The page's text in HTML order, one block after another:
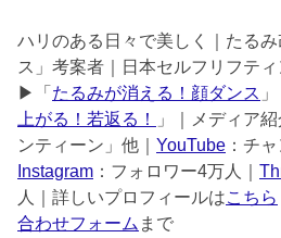
ハリのある日々で美しく｜たる
ス」考案者｜日本セルフリフテ
▶︎「 たるみが消える！顔ダンス 」
上がる！若返る！
」｜メディア
ンティーン」他｜ YouTube ：チ
Instagram ：フォロワー4万人｜
人｜詳しいプロフィールはこちら
合わせフォーム まで